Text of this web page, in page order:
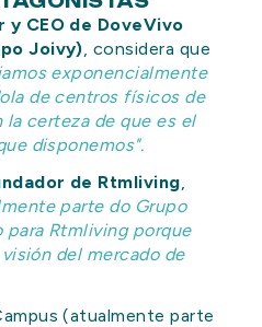
y CEO de DoveVivo
Joivy) , considera que
exponencialmente
de centros físicos de
certeza de que es el
disponemos".
de Rtmliving
parte do Grupo
Rtmliving porque
del mercado de
(atualmente parte